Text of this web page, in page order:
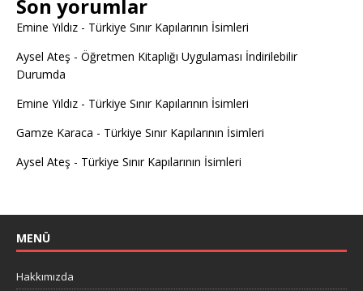
Son yorumlar
Emine Yıldız - Türkiye Sınır Kapılarının İsimleri
Aysel Ateş - Öğretmen Kitaplığı Uygulaması İndirilebilir
Durumda
Emine Yıldız - Türkiye Sınır Kapılarının İsimleri
Gamze Karaca - Türkiye Sınır Kapılarının İsimleri
Aysel Ateş - Türkiye Sınır Kapılarının İsimleri
MENÜ
Hakkımızda